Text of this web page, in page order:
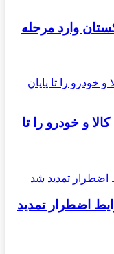
وارد مرحله
و خودرو را تا
اضطرار تمدید